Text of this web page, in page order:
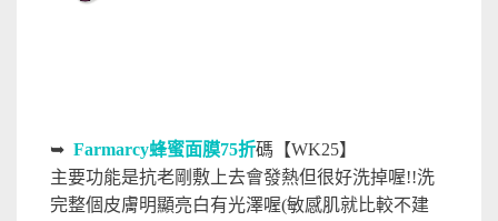
➥ Farmarcy蜂蜜面膜75折碼【WK25】
主要功能是抗老剛敷上去會發熱但很好洗掉喔!!洗
完整個皮膚明顯亮白有光澤喔(敏感肌就比較不建